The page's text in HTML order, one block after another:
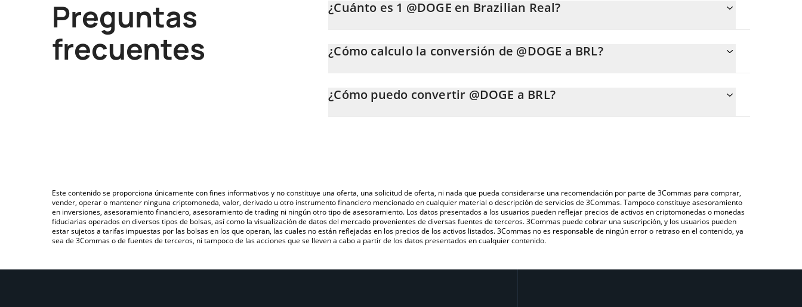
Preguntas
frecuentes
¿Cuánto es 1 @DOGE en Brazilian Real?
En este momento, 1 @DOGE equivale a 0.00017771 BRL.
¿Cómo calculo la conversión de @DOGE a BRL?
@DOGE a BRL. Solo necesitas ingresar la cantidad de @DOGE en el campo correspondiente, y el valor se
convertirá automáticamente a Brazilian Real (BRL).
¿Cómo puedo convertir @DOGE a BRL?
Este contenido se proporciona únicamente con fines informativos y no constituye una oferta, una solicitud de oferta, ni nada que pueda considerarse una recomendación por parte de 3Commas para comprar,
vender, operar o mantener ninguna criptomoneda, valor, derivado u otro instrumento financiero mencionado en cualquier material o descripción de servicios de 3Commas. Tampoco constituye asesoramiento
en inversiones, asesoramiento financiero, asesoramiento de trading ni ningún otro tipo de asesoramiento. Los datos presentados a los usuarios pueden reflejar precios de activos en criptomonedas o monedas
fiduciarias operados en diversos tipos de bolsas, así como la visualización de datos del mercado provenientes de diversas fuentes de terceros. 3Commas puede cobrar una suscripción, y los usuarios pueden
estar sujetos a tarifas impuestas por las bolsas en los que operan, las cuales no están reflejadas en los precios de los activos listados. 3Commas no es responsable de ningún error o retraso en el contenido, ya
sea de 3Commas o de fuentes de terceros, ni tampoco de las acciones que se lleven a cabo a partir de los datos presentados en cualquier contenido.